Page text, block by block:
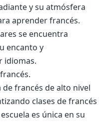
y su atmósfera
aprender francés.
se encuentra
encanto y
idiomas.
de francés de alto nivel
clases de francés
es única en su